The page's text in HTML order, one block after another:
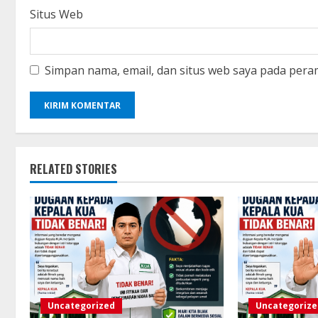
Situs Web
Simpan nama, email, dan situs web saya pada
RELATED STORIES
Uncategorized